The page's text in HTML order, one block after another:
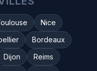
Nice
Bordeaux
Dijon
Reims